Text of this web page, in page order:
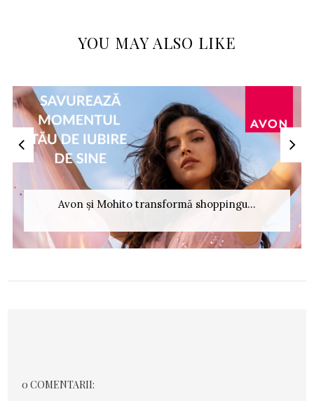
YOU MAY ALSO LIKE
Avon și Mohito transformă shoppingu...
0 COMENTARII: